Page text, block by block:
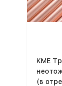
KME
(в